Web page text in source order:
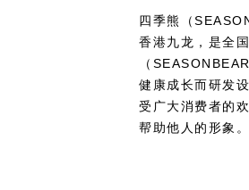
四季熊（
香港九龙，是全
（
健康成长而研发
受广大消费者的
帮助他人的形象。